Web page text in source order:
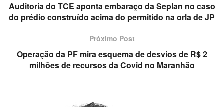
Auditoria do TCE aponta embaraço da Seplan no caso
do prédio construído acima do permitido na orla de JP
Próximo Post
Operação da PF mira esquema de desvios de R$ 2
milhões de recursos da Covid no Maranhão